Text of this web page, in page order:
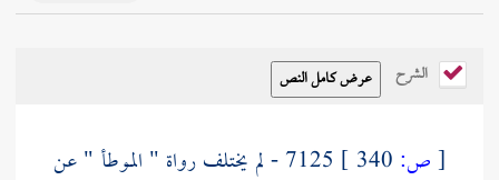
الشرح
[ص:
7125 - لم يختلف رواة " الموطأ " عن